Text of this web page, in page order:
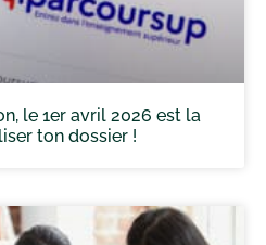
le 1er avril 2026 est la
ton dossier !